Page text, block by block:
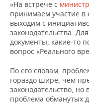
«На встрече с
принимаем участие в
выходим с
законодательства.
документы, какие-то
вопрос «Реального
По его словам,
гораздо шире, чем
законодательство,
проблема обманутых